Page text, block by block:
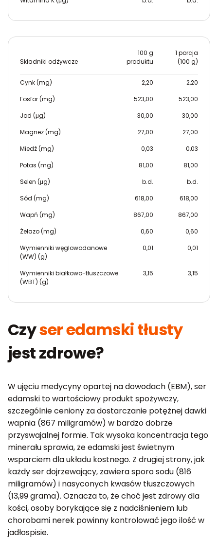
Składniki odżywcze
100 g
produktu
1 porcja
(100 g)
Cynk (mg) 2,20
2,20
Fosfor (mg)
523,00
523,00
Jod (μg)
30,00
30,00
Magnez (mg)
27,00
27,00
Miedź (mg)
0,03
0,03
Potas (mg)
81,00
81,00
Selen (μg)
b.d.
b.d.
Sód (mg)
618,00
618,00
Wapń (mg)
867,00
867,00
Żelazo (mg)
0,60
0,60
Wymienniki węglowodanowe
(WW) (g)
0,01 0,01
Wymienniki białkowo-tłuszczowe
(WBT) (g)
3,15 3,15
Czyser edamski tłusty
jest zdrowe?
W ujęciu medycyny opartej na dowodach (EBM), ser
edamski to wartościowy produkt spożywczy,
szczególnie ceniony za dostarczanie potężnej dawki
wapnia (867 miligramów) w bardzo dobrze
przyswajalnej formie. Tak wysoka koncentracja tego
minerału sprawia, że edamski jest świetnym
wsparciem dla układu kostnego. Z drugiej strony, jak
każdy ser dojrzewający, zawiera sporo sodu (816
miligramów) i nasyconych kwasów tłuszczowych
(13,99 grama). Oznacza to, że choć jest zdrowy dla
kości, osoby borykające się z nadciśnieniem lub
chorobami nerek powinny kontrolować jego ilość w
jadłospisie.